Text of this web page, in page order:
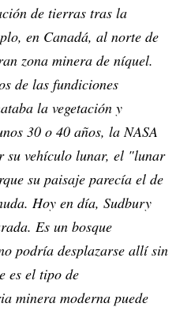
de tierras tras la
en Canadá, al norte de
zona minera de níquel.
de las fundiciones
la vegetación y
30 o 40 años, la NASA
su vehículo lunar, el "lunar
su paisaje parecía el de
Hoy en día, Sudbury
Es un bosque
podría desplazarse allí sin
es el tipo de
minera moderna puede